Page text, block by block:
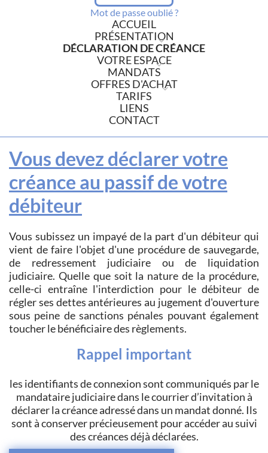
Mot de passe oublié ?
ACCUEIL
PRÉSENTATION
DÉCLARATION DE CRÉANCE
VOTRE ESPACE
MANDATS
OFFRES D'ACHAT
TARIFS
LIENS
CONTACT
Vous devez déclarer votre
créance au passif de votre
débiteur
Vous subissez un impayé de la part d'un débiteur qui
vient de faire l'objet d'une procédure de sauvegarde,
de redressement judiciaire ou de liquidation
judiciaire. Quelle que soit la nature de la procédure,
celle-ci entraîne l'interdiction pour le débiteur de
régler ses dettes antérieures au jugement d'ouverture
sous peine de sanctions pénales pouvant également
toucher le bénéficiaire des règlements.
Rappel important
les identifiants de connexion sont communiqués par le
mandataire judiciaire dans le courrier d’invitation à
déclarer la créance adressé dans un mandat donné. Ils
sont à conserver précieusement pour accéder au suivi
des créances déjà déclarées.